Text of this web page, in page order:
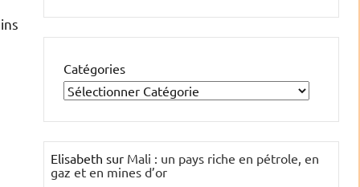
Catégories
Elisabeth sur Mali : un pays riche en pétrole, en
gaz et en mines d’or